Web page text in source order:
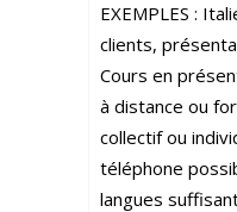
EXEMPLES :
clients,
Cours en
à distance ou
collectif ou
téléphone
langues